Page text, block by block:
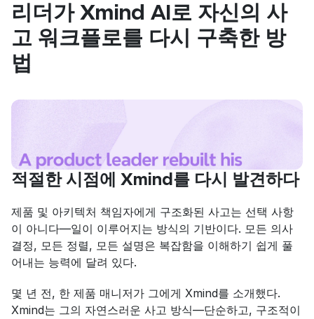
리더가 Xmind AI로 자신의 사
고 워크플로를 다시 구축한 방
법
적절한 시점에 Xmind를 다시 발견하다
제품 및 아키텍처 책임자에게 구조화된 사고는 선택 사항
이 아니다—일이 이루어지는 방식의 기반이다. 모든 의사
결정, 모든 정렬, 모든 설명은 복잡함을 이해하기 쉽게 풀
어내는 능력에 달려 있다.
몇 년 전, 한 제품 매니저가 그에게 Xmind를 소개했다.
Xmind는 그의 자연스러운 사고 방식—단순하고, 구조적이